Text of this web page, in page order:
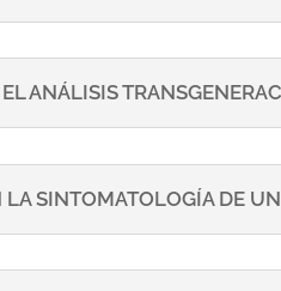
ANÁLISIS
LA SINTOMATOLOGÍA DE